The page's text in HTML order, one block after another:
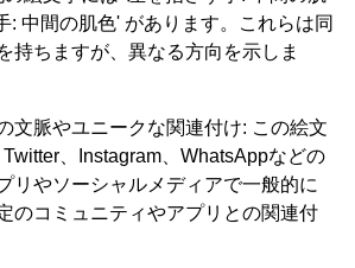
: 中間の肌色' があります。これらは同
持ちますが、異なる方向を示しま
文脈やユニークな関連付け: この絵文
、Instagram、WhatsAppなどの
リやソーシャルメディアで一般的に
のコミュニティやアプリとの関連付